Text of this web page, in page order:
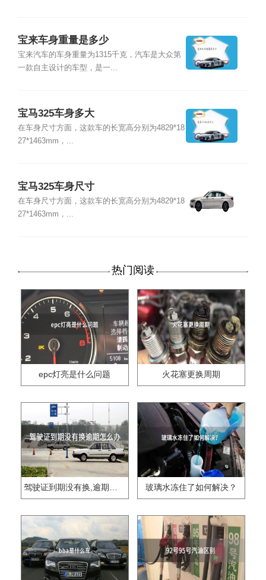
宝来车身重量是多少
宝来汽车的车身重量为1315千克，汽车是大众第
一款自主设计的车型，是一...
宝马325车身多大
在车身尺寸方面，这款车的长宽高分别为4829*18
27*1463mm，...
宝马325车身尺寸
在车身尺寸方面，这款车的长宽高分别为4829*18
27*1463mm，...
热门阅读
epc灯亮是什么问题 火花塞更换周期
驾驶证到期没有换,逾期怎么办?? 玻璃水冻住了如何解决？